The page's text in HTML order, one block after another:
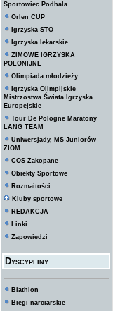
Sportowiec Podhala
Orlen CUP
Igrzyska STO
Igrzyska lekarskie
ZIMOWE IGRZYSKA
POLONIJNE
Olimpiada młodzieży
Igrzyska Olimpijskie
Mistrzostwa Świata Igrzyska
Europejskie
Tour De Pologne Maratony
LANG TEAM
Uniwersjady, MS Juniorów
ZIOM
COS Zakopane
Obiekty Sportowe
Rozmaitości
Kluby sportowe
REDAKCJA
Linki
Zapowiedzi
Dyscypliny
Biathlon
Biegi narciarskie